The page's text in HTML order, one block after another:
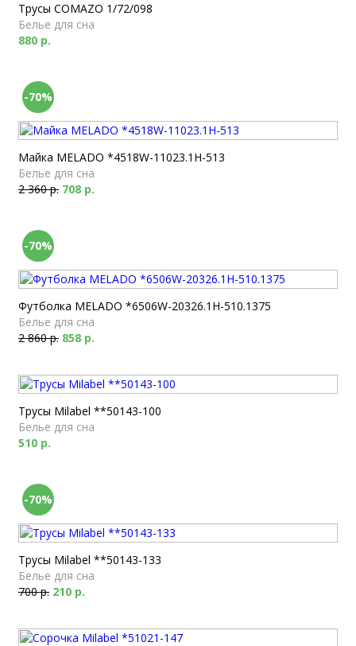
Трусы COMAZO 1/72/098
Белье для сна
880 р.
-70%
Майка MELADO *4518W-11023.1H-513
Белье для сна
2 360 р. 708 р.
-70%
Футболка MELADO *6506W-20326.1H-510.1375
Белье для сна
2 860 р. 858 р.
Трусы Milabel **50143-100
Белье для сна
510 р.
-70%
Трусы Milabel **50143-133
Белье для сна
700 р. 210 р.